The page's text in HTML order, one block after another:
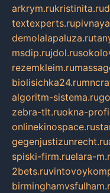
arkrym.rukristinita.ru
textexperts.ru
demolalapaluza.ru
msdip.rujdol.ru
rezemkleim.ru
biolisichka24.ru
algoritm-sistema.ru
zebra-tlt.ruokna-
onlinekinospace.ru
gegenjustizunrecht.ru
spiski-firm.ruelara-
2bets.ru